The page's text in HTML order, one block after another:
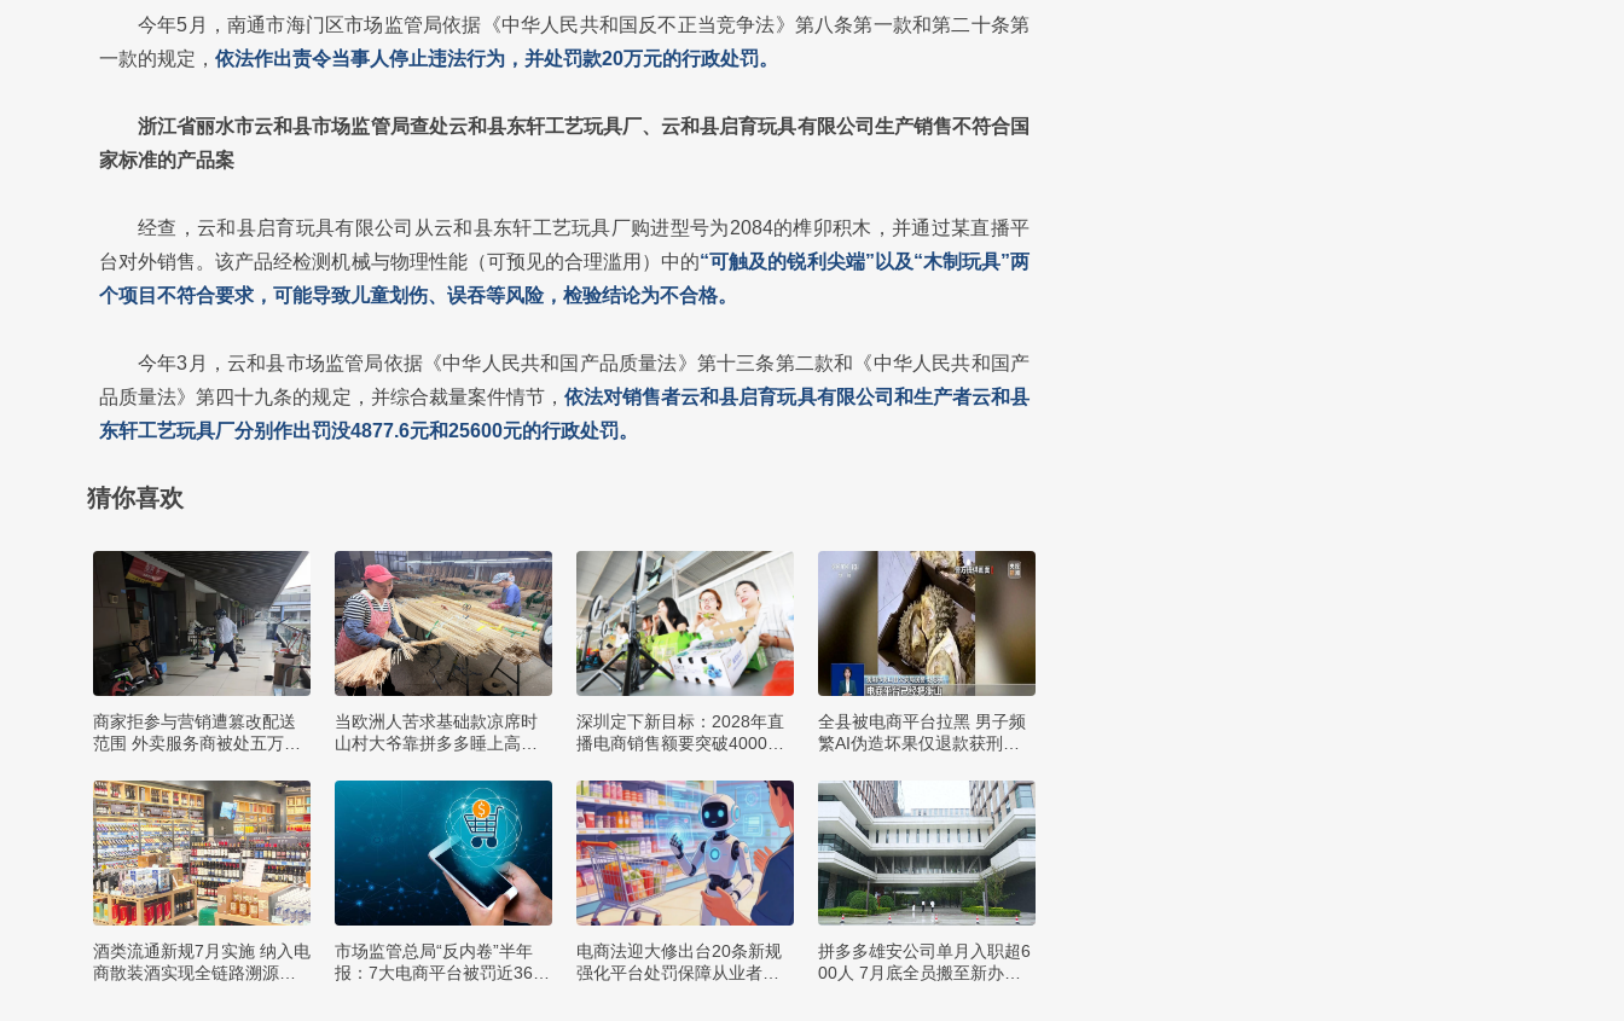
今年5月，南通市海门区市场监管局依据《中华人民共和国反不正当竞争法》第八条第一款和第二十条第
一款的规定， 依法作出责令当事人停止违法行为，并处罚款20万元的行政处罚。
浙江省丽水市云和县市场监管局查处云和县东轩工艺玩具厂、云和县启育玩具有限公司生产销售不符合国
家标准的产品案
经查，云和县启育玩具有限公司从云和县东轩工艺玩具厂购进型号为2084的榫卯积木，并通过某直播平
台对外销售。该产品经检测机械与物理性能（可预见的合理滥用）中的“可触及的锐利尖端”以及“木制玩具”两
个项目不符合要求，可能导致儿童划伤、误吞等风险，检验结论为不合格。
今年3月，云和县市场监管局依据《中华人民共和国产品质量法》第十三条第二款和《中华人民共和国产
品质量法》第四十九条的规定，并综合裁量案件情节，依法对销售者云和县启育玩具有限公司和生产者云和县
东轩工艺玩具厂分别作出罚没4877.6元和25600元的行政处罚。
猜你喜欢
商家拒参与营销遭篡改配送
范围 外卖服务商被处五万罚
当欧洲人苦求基础款凉席时
山村大爷靠拼多多睡上高端
深圳定下新目标：2028年直
播电商销售额要突破4000亿
全县被电商平台拉黑 男子频
繁AI伪造坏果仅退款获刑一
酒类流通新规7月实施 纳入电
商散装酒实现全链路溯源监
市场监管总局“反内卷”半年
报：7大电商平台被罚近36亿
电商法迎大修出台20条新规
强化平台处罚保障从业者权
拼多多雄安公司单月入职超6
00人 7月底全员搬至新办公